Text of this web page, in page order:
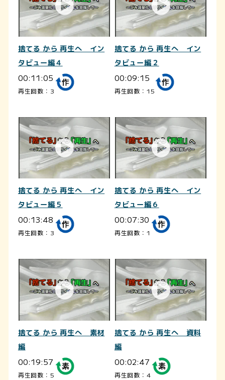
捨てる から 再生へ イン
タビュー編４
00:11:05
再生回数：3
捨てる から 再生へ イン
タビュー編２
00:09:15
再生回数：15
捨てる から 再生へ イン
タビュー編５
00:13:48
再生回数：3
捨てる から 再生へ イン
タビュー編６
00:07:30
再生回数：1
捨てる から 再生へ 素材
編
00:19:57
再生回数：5
捨てる から 再生へ 資料
編
00:02:47
再生回数：4